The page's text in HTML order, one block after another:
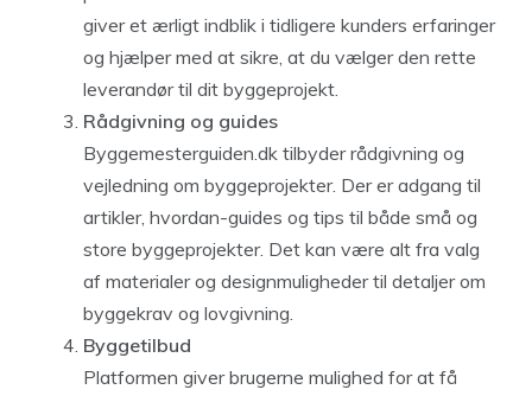
giver et ærligt indblik i tidligere kunders erfaringer
og hjælper med at sikre, at du vælger den rette
leverandør til dit byggeprojekt.
Rådgivning og guides
Byggemesterguiden.dk tilbyder rådgivning og
vejledning om byggeprojekter. Der er adgang til
artikler, hvordan-guides og tips til både små og
store byggeprojekter. Det kan være alt fra valg
af materialer og designmuligheder til detaljer om
byggekrav og lovgivning.
Byggetilbud
Platformen giver brugerne mulighed for at få